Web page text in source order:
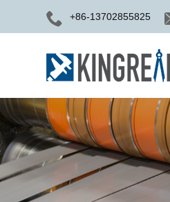
+86-13702855825